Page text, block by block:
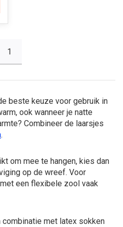
1
beste keuze voor gebruik in
ook wanneer je natte
Combineer de laarsjes
.
om mee te hangen, kies dan
op de wreef. Voor
een flexibele zool vaak
met latex sokken